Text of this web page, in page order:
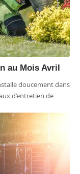
au Mois Avril
doucement dans
d’entretien de